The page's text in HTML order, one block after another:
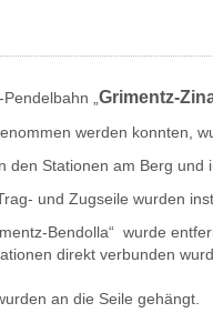
„Grimentz-
werden konnten,
Stationen am Berg und
und Zugseile wurden
Bendolla“ wurde
direkt verbunden
an die Seile gehängt.